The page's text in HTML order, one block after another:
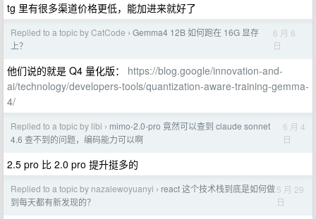
tg 里有很多渠道价格更低，能加进来就好了
Replied to a topic by CatCode › Gemma4 12B 如何跑在 16G 显存
上？
6 月 6
日
他们说的就是 Q4 量化版： https://blog.google/innovation-and-
ai/technology/developers-tools/quantization-aware-training-gemma-
4/
Replied to a topic by libi › mimo-2.0-pro 竟然可以查到 claude sonnet
4.6 查不到的问题，编码能力可以啊
6 月 4
日
2.5 pro 比 2.0 pro 提升挺多的
Replied to a topic by nazalewoyuanyi › react 这个技术栈到底是如何做
到每天都有新发现的？
5 月 29
日